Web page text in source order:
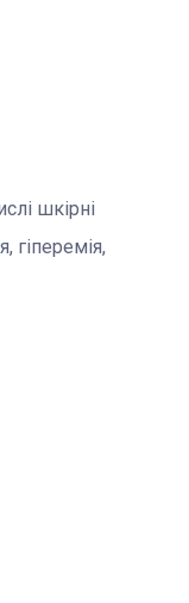
шкірні
гіперемія,